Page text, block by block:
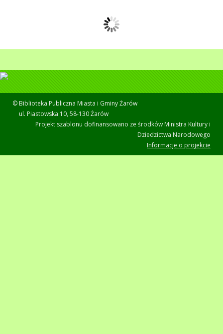
© Biblioteka Publiczna Miasta i Gminy Żarów
ul. Piastowska 10, 58-130 Żarów
Projekt szablonu dofinansowano ze środków Ministra Kultury i
Dziedzictwa Narodowego
Informacje o projekcie